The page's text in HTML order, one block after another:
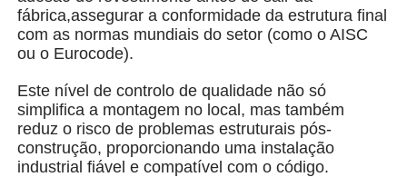
Edifício da estrutura de aço
Oficina de Estrutura de Aço
Armazém de estruturas de aço
fábrica,assegurar a conformidade da estrutura final
com as normas mundiais do setor (como o AISC
ou o Eurocode).
Este nível de controlo de qualidade não só
simplifica a montagem no local, mas também
reduz o risco de problemas estruturais pós-
construção, proporcionando uma instalação
industrial fiável e compatível com o código.